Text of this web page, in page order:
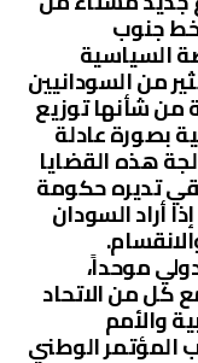
جنوب
السياسية
من السودانيين
من شأنها توزيع
بصورة عادلة
هذه القضايا
تديره حكومة
أراد السودان
موحداً،
كل من الاتحاد
والأمم
المؤتمر الوطني